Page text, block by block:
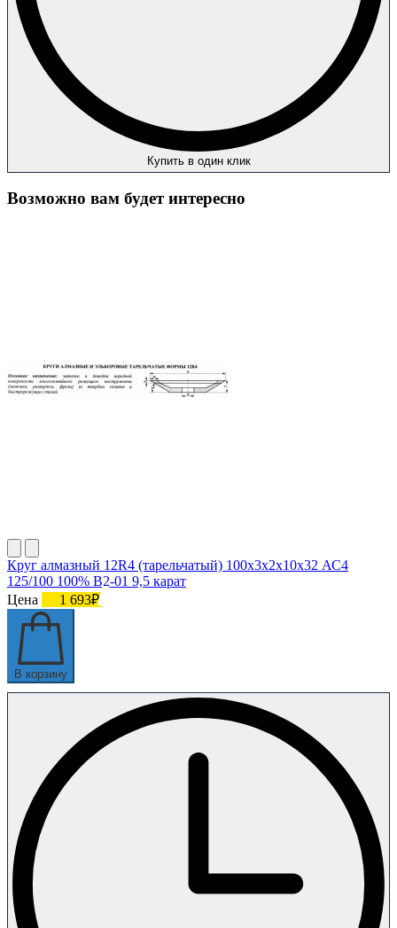
Купить в один клик
Возможно вам будет интересно
Круг алмазный 12R4 (тарельчатый) 100х3х2х10х32 АС4
125/100 100% В2-01 9,5 карат
Цена
1 693₽
В корзину